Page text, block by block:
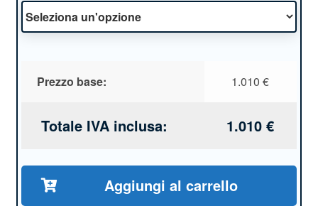
Prezzo base: 1.010€
Totale IVA inclusa: 1.010€
Aggiungi al carrello